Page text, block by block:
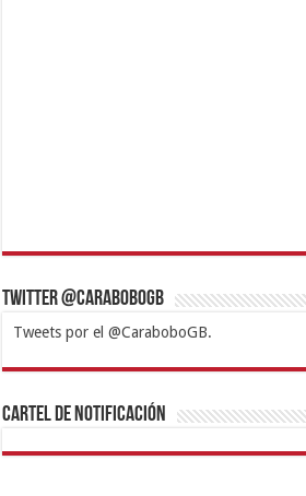
Twitter @CaraboboGB
Tweets por el @CaraboboGB.
1xbetBetturkeyBetistKralbetSupertotobet
https://mvbcasino.com/
Cartel de Notificación